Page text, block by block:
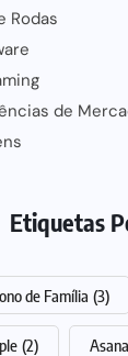
Rodas
de
Etiquetas
de Família (3)
(2) Asana